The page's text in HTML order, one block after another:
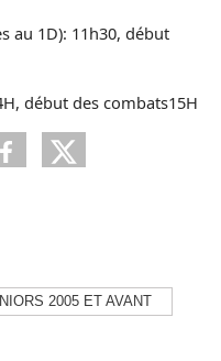
au 1D): 11h30, début
début des combats15H
2005 ET AVANT